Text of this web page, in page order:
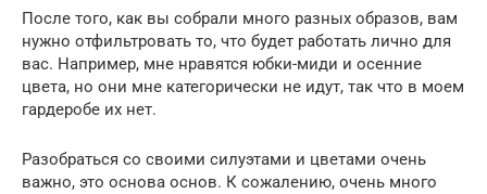
После того, как вы собрали много разных образов, вам
нужно отфильтровать то, что будет работать лично для
вас. Например, мне нравятся юбки-миди и осенние
цвета, но они мне категорически не идут, так что в моем
гардеробе их нет.
Разобраться со своими силуэтами и цветами очень
важно, это основа основ. К сожалению, очень много